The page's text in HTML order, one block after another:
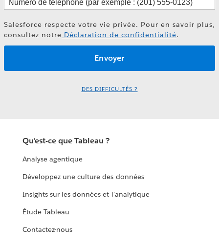
Salesforce respecte votre vie privée. Pour en savoir plus,
consultez notre Déclaration de confidentialité.
DES DIFFICULTÉS ?
Qu'est-ce que Tableau ?
Analyse agentique
Développez une culture des données
Insights sur les données et l'analytique
Étude Tableau
Contactez-nous